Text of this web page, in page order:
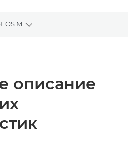
M
Toggle breadcrumbs
описание